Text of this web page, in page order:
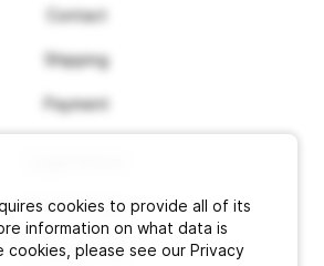
Contact
Shipping
Payment
Terms of use
Privacy Policy
cookies to provide all of its
information on what data is
cookies, please see our Privacy